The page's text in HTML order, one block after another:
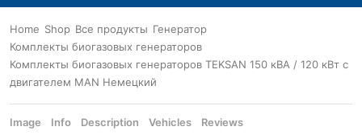
Home Shop Все продукты Генератор
Комплекты биогазовых генераторов
Комплекты биогазовых генераторов TEKSAN 150 кВА / 120 кВт с
двигателем MAN Немецкий
Image Info Description Vehicles Reviews